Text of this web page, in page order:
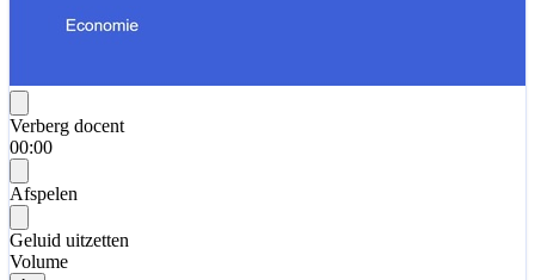
Verberg docent
00:00
Afspelen
Geluid uitzetten
Volume